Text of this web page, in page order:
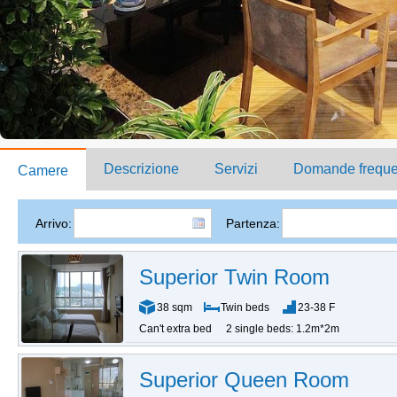
Camere Descrizione Servizi Domande
Arrivo: Partenza:
Superior Twin Room
38 sqm Twin beds
23-38 F
Can't extra bed
2 single beds: 1.2m*2m
Superior Queen Room